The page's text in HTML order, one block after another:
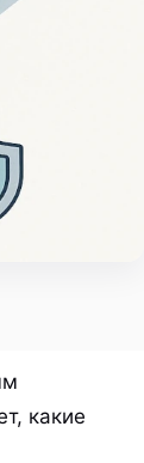
какие